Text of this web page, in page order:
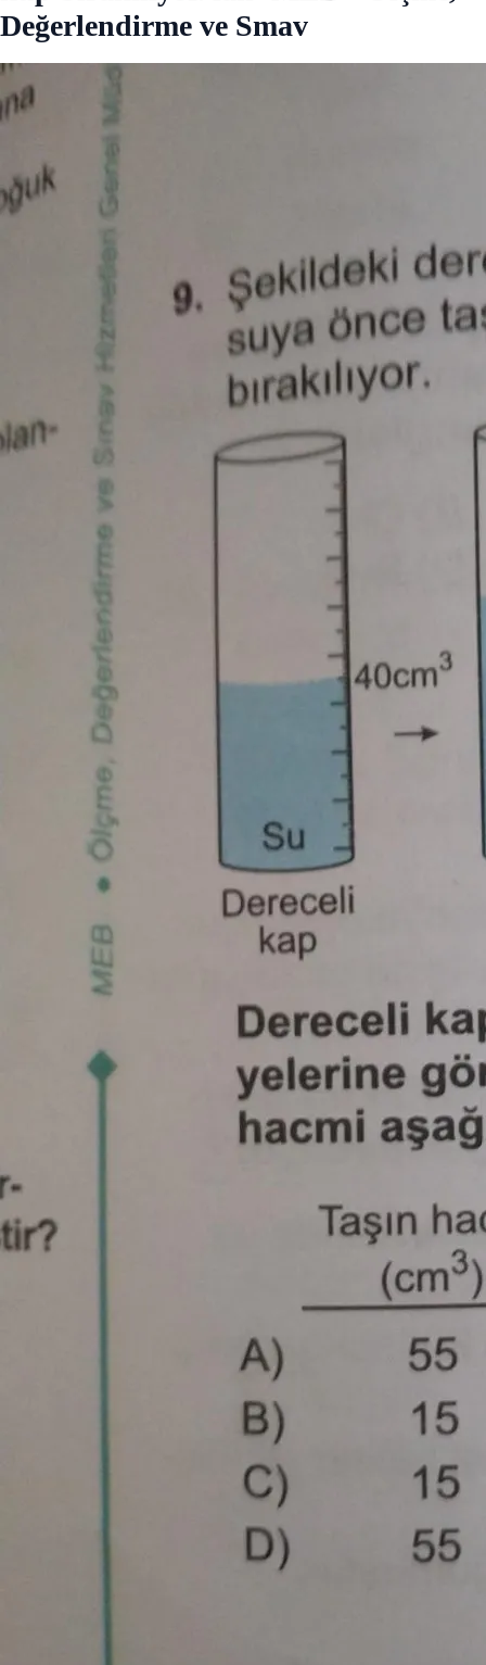
Değerlendirme ve Smav